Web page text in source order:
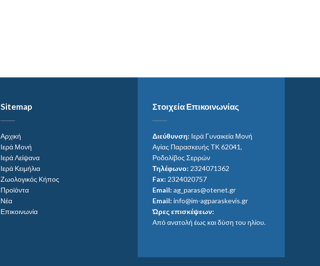
Sitemap
Αρχική
Ιερά Μονή
Ιερά Λείψανα
Ιερά Κειμήλια
Ζωολογικός Κήπος
Προϊόντα
Νέα
Επικοινωνία
Στοιχεία Επικοινωνίας
Διεύθυνση: Ιερά Γυναικεία Μονή
Αγίας Παρασκευής ΤΚ 62041,
Ροδολίβος Σερρών
Τηλέφωνο: 2324071362
Fax: 2324020757
Email: ag_paras@otenet.gr
Email: info@im-agparaskevis.gr
Ώρες επισκέψεων:
Από ανατολή έως και δύση του ηλίου.